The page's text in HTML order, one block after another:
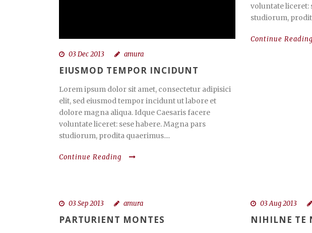
03 Dec 2013 amura
EIUSMOD TEMPOR INCIDUNT
Lorem ipsum dolor sit amet, consectetur adipisici
elit, sed eiusmod tempor incidunt ut labore et
dolore magna aliqua. Idque Caesaris facere
voluntate liceret: sese habere. Magna pars
studiorum, prodita quaerimus....
Continue Reading
voluntate liceret:
studiorum,
Continue Reading
03 Sep 2013 amura
PARTURIENT MONTES
03 Aug 2013
NIHILNE TE